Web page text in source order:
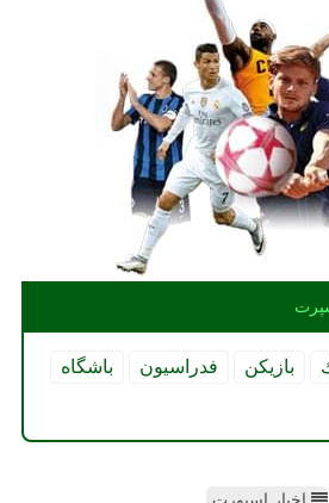
بازیكن فدراسیون
باشگاه